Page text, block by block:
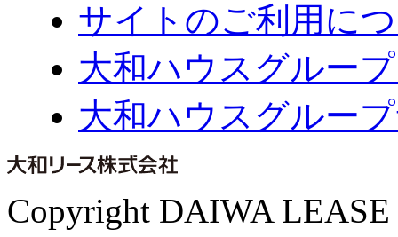
サイトのご利用に
大和ハウスグルー
大和ハウスグルー
Copyright DAIWA